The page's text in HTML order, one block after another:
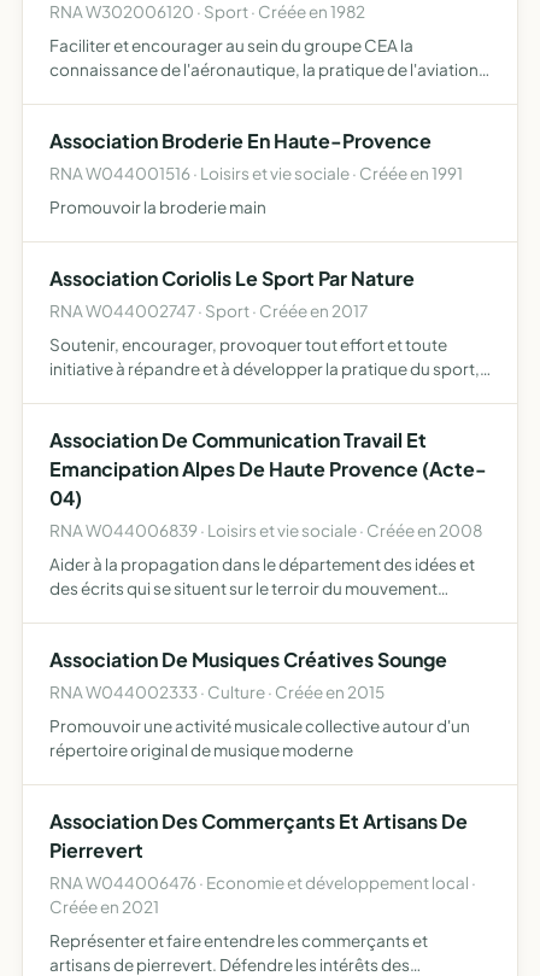
RNA W302006120 · Sport · Créée en 1982
Faciliter et encourager au sein du groupe CEA la
connaissance de l'aéronautique, la pratique de l'aviation
Association Broderie En Haute-Provence
RNA W044001516 · Loisirs et vie sociale · Créée en 1991
Promouvoir la broderie main
Association Coriolis Le Sport Par Nature
RNA W044002747 · Sport · Créée en 2017
Soutenir, encourager, provoquer tout effort et toute
initiative à répandre et à développer la pratique du sport,
Association De Communication Travail Et
Emancipation Alpes De Haute Provence (Acte-
04)
RNA W044006839 · Loisirs et vie sociale · Créée en 2008
Aider à la propagation dans le département des idées et
des écrits qui se situent sur le terroir du mouvement
Association De Musiques Créatives Sounge
RNA W044002333 · Culture · Créée en 2015
Promouvoir une activité musicale collective autour d'un
répertoire original de musique moderne
Association Des Commerçants Et Artisans De
Pierrevert
RNA W044006476 · Economie et développement local ·
Créée en 2021
Représenter et faire entendre les commerçants et
artisans de pierrevert. Défendre les intérêts des